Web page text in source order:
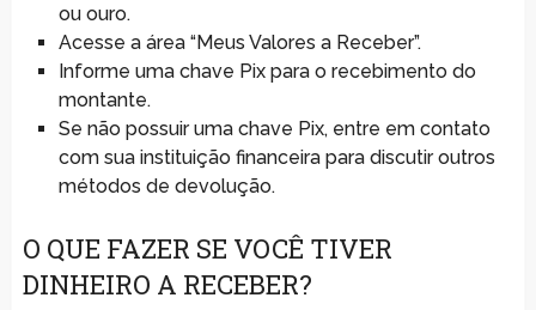
ou ouro.
Acesse a área “Meus Valores a Receber”.
Informe uma chave Pix para o recebimento do
montante.
Se não possuir uma chave Pix, entre em contato
com sua instituição financeira para discutir outros
métodos de devolução.
O QUE FAZER SE VOCÊ TIVER
DINHEIRO A RECEBER?